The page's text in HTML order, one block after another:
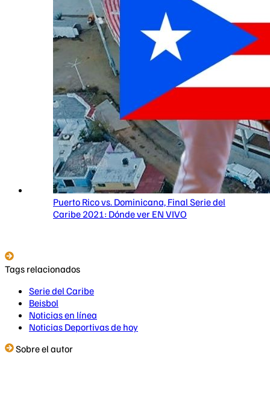
Puerto Rico vs. Dominicana, Final Serie del
Caribe 2021: Dónde ver EN VIVO
Tags relacionados
Serie del Caribe
Beisbol
Noticias en línea
Noticias Deportivas de hoy
Sobre el autor